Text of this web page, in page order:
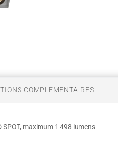
COMPLEMENTAIRES
maximum 1 498 lumens